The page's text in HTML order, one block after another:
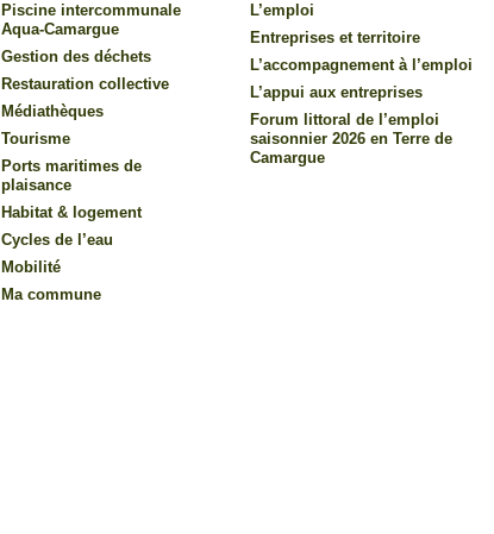
Piscine intercommunale
Aqua-Camargue
Gestion des déchets
Restauration collective
Médiathèques
Tourisme
Ports maritimes de
plaisance
Habitat & logement
Cycles de l’eau
Mobilité
Ma commune
L’emploi
Entreprises et territoire
L’accompagnement à l’emploi
L’appui aux entreprises
Forum littoral de l’emploi
saisonnier 2026 en Terre de
Camargue